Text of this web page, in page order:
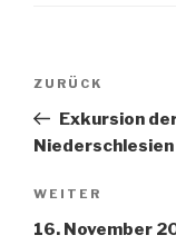
Vorheriger
Beitrag
ZURÜCK
Exkursion
Niederschlesien
Nächster
Beitrag
WEITER
16. November